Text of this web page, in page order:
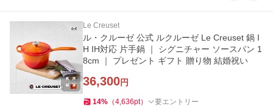
Le Creuset
ル・クルーゼ 公式 ルクルーゼ Le Creuset 鍋 I
H IH対応 片手鍋 ｜ シグニチャー ソースパン 1
8cm ｜ プレゼント ギフト 贈り物 結婚祝い
36,300円
14% （4,636pt） 要エントリー